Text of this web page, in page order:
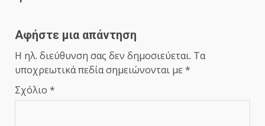
Αφήστε μια απάντηση
Η ηλ. διεύθυνση σας δεν δημοσιεύεται. Τα
υποχρεωτικά πεδία σημειώνονται με *
Σχόλιο *